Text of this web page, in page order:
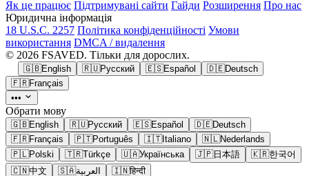
Як це працює Підтримувані сайти Гайди Розширення Про нас
Юридична інформація
18 U.S.C. 2257 Політика конфіденційності Умови
використання DMCA / видалення
© 2026 FSAVED. Тільки для дорослих.
🇬🇧English 🇷🇺Русский 🇪🇸Español 🇩🇪Deutsch
🇫🇷Français
•••
Обрати мову
🇬🇧English 🇷🇺Русский 🇪🇸Español 🇩🇪Deutsch
🇫🇷Français 🇵🇹Português 🇮🇹Italiano 🇳🇱Nederlands
🇵🇱Polski 🇹🇷Türkçe 🇺🇦Українська 🇯🇵日本語 🇰🇷한국어
🇨🇳中文 🇸🇦العربية 🇮🇳हिन्दी